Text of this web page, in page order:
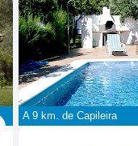
A 9 km. de Capileira